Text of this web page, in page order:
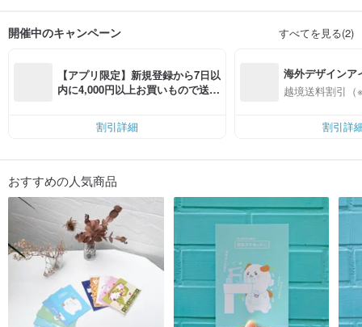
his comforting, cute, and dorky superpowers.
Habibi has a big fluffy belly and cannot say no to food.
Sometimes, he gets angry when Haminis are naughty.
Unlike Habibi's calm and shy demeanor, Haminis are mischievous and love to
tease Habibi. They are the life of the party.
Because they are still young, they are obsessed with food and often get into a
fight because of it.
There are currently three Haminis, but their numbers are growing.
開催中のキャンペーン すべてを見る(2)
【アプリ限定】新規登録から7日以
内に4,000円以上お買いもので送料
割引詳細
海外デザインア
入
越境送料割引（
割引詳
おすすめの人気商品